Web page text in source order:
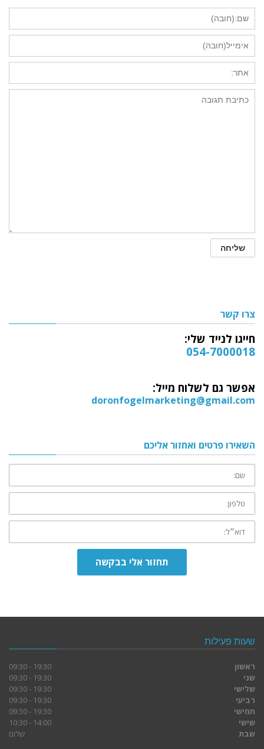
צרו קשר
חייגו לנייד שלי:
054-7000018
אפשר גם לשלוח מייל:
doronfogelmarketing@gmail.com
השאירו פרטים ואחזור אליכם
שם:
טלפון:
דוא״ל:
תחזור אלי בבקשה
שעות פעילות
ראשון
19:30 - 09:30
שני
19:30 - 09:30
שלישי
19:30 - 09:30
רביעי
19:30 - 09:30
חמישי
19:30 - 09:30
שישי
14:00 - 10:30
שבת
שלום